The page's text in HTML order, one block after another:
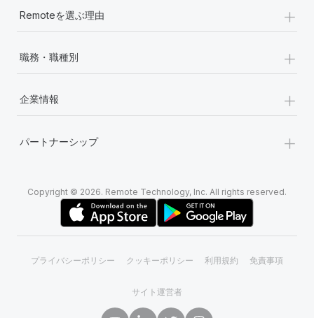
Remoteを選ぶ理由 +
職務・職種別 +
企業情報 +
パートナーシップ +
Copyright © 2026. Remote Technology, Inc. All rights reserved.
プライバシーポリシー クッキーポリシー 利用規約 免責事項
サイト運営者